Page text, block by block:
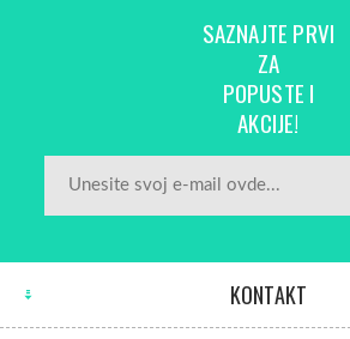
SAZNAJTE PRVI
ZA
POPUSTE I
AKCIJE!
KONTAKT